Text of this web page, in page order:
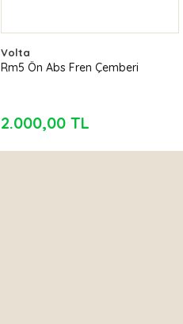
Volta
Rm5 Ön Abs Fren Çemberi
2.000,00 TL